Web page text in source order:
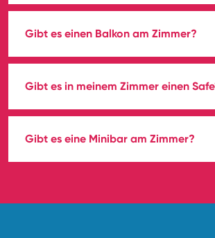
Gibt es einen Balkon am Zimmer?
Gibt es in meinem Zimmer einen
Gibt es eine Minibar am Zimmer?